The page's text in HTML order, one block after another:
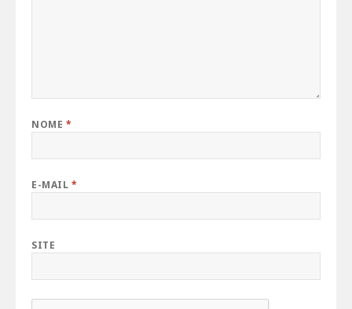
NOME *
E-MAIL *
SITE